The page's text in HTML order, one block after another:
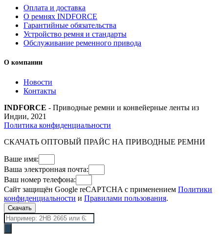
Оплата и доставка
О ремнях INDFORCE
Гарантийные обязательства
Устройство ремня и стандарты
Обслуживание ременного привода
О компании
Новости
Контакты
INDFORCE - Приводные ремни и конвейерные ленты из
Индии, 2021
Политика конфиденциальности
СКАЧАТЬ ОПТОВЫЙ ПРАЙС НА ПРИВОДНЫЕ РЕМНИ
Ваше имя:
Ваша электронная почта:
Ваш номер телефона:
Сайт защищён Google reCAPTCHA с применением Политики
конфиденциальности и Правилами пользования.
Скачать
Поиск
товаров